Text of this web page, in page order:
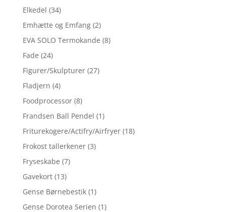
Elkedel (34)
Emhætte og Emfang (2)
EVA SOLO Termokande (8)
Fade (24)
Figurer/Skulpturer (27)
Fladjern (4)
Foodprocessor (8)
Frandsen Ball Pendel (1)
Friturekogere/Actifry/Airfryer (18)
Frokost tallerkener (3)
Fryseskabe (7)
Gavekort (13)
Gense Børnebestik (1)
Gense Dorotea Serien (1)